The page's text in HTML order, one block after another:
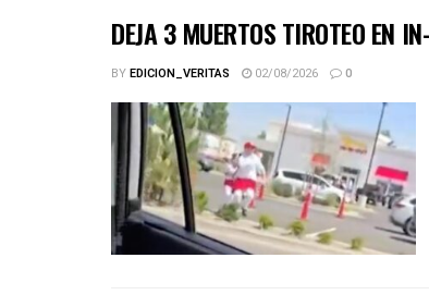
DEJA 3 MUERTOS TIROTEO EN
BYEDICION_VERITAS 02/08/2026 0